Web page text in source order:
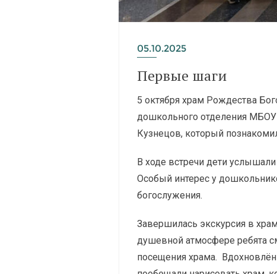
05.10.2025
Первые шаги
5 октября храм Рождества
дошкольного отделения
Кузнецов, который
В ходе встречи дети
Особый интерес у
богослужения.
Завершилась экскурсия в
душевной атмосфере ребята
посещения храма.